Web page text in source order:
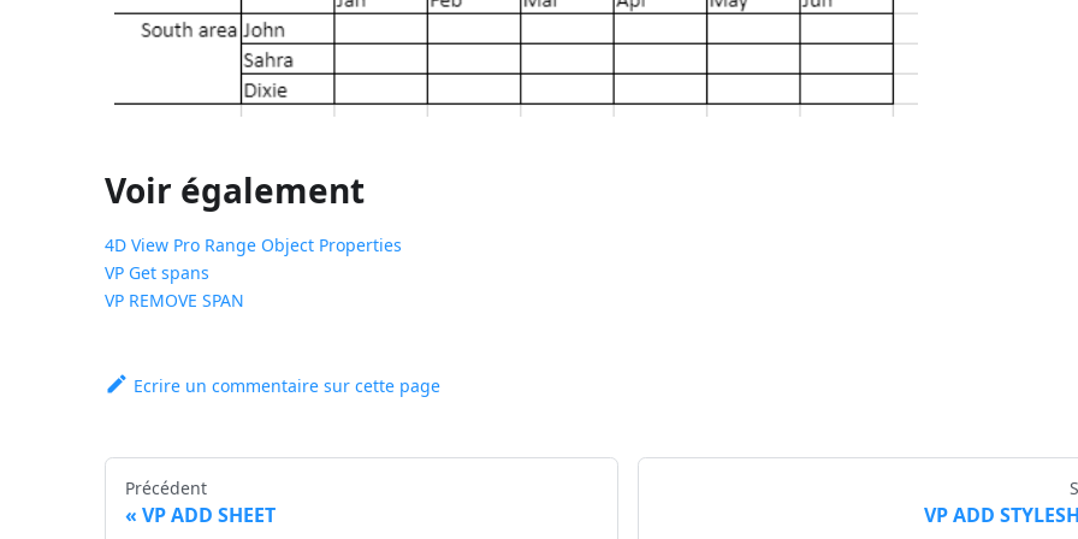
Voir également
4D View Pro Range Object Properties
VP Get spans
VP REMOVE SPAN
Ecrire un commentaire sur cette page
Précédent
VP ADD SHEET VP ADD